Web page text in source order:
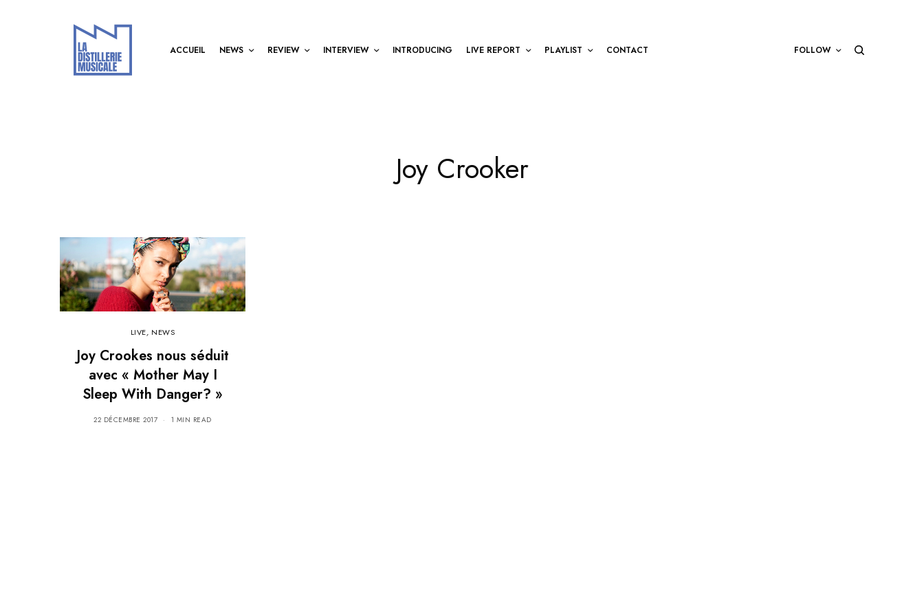
ACCUEIL NEWS REVIEW INTERVIEW INTRODUCING LIVE REPORT PLAYLIST CONTACT FOLLOW
Joy Crooker
LIVE, NEWS
Joy Crookes nous séduit
avec « Mother May I
Sleep With Danger? »
22 DÉCEMBRE 2017 1 MIN READ